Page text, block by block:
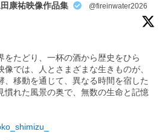
康祐映像作品集
@fireinwater2026
をたどり、一杯の酒から歴史をひら
像では、人とさまざまな生きものが、
、移動を通じて、異なる時間を宿した
慣れた風景の奥で、無数の生命と記憶